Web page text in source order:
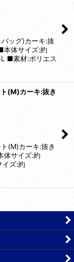
ッグ)カーキ:抜
本体サイズ:約
■素材:ポリエス
(M)カーキ:抜き
(M)カーキ:抜き
体サイズ:約
ズ:約